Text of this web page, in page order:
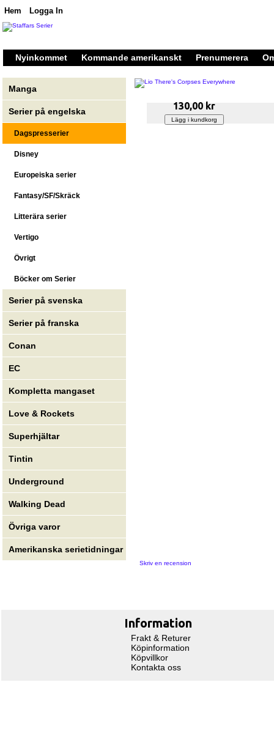
Hem Logga In
Nyinkommet Kommande amerikanskt Prenumerera
Manga
Serier på engelska
Dagspresserier
Disney
Europeiska serier
Fantasy/SF/Skräck
Litterära serier
Vertigo
Övrigt
Böcker om Serier
Serier på svenska
Serier på franska
Conan
EC
Kompletta mangaset
Love & Rockets
Superhjältar
Tintin
Underground
Walking Dead
Övriga varor
Amerikanska serietidningar
130,00 kr
Skriv en recension
Information
Frakt & Returer
Köpinformation
Köpvillkor
Kontakta oss